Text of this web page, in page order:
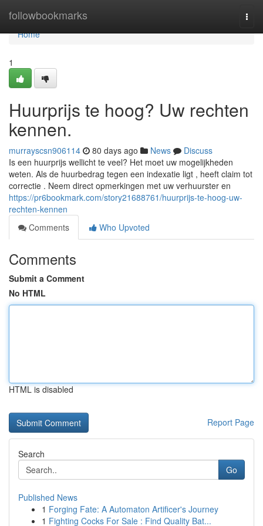
followbookmarks
Home
Home
1
Huurprijs te hoog? Uw rechten
kennen.
murrayscsn906114 80 days ago News
Discuss
Is een huurprijs wellicht te veel? Het moet uw mogelijkheden
weten. Als de huurbedrag tegen een indexatie ligt , heeft claim tot
correctie . Neem direct opmerkingen met uw verhuurster en
https://pr6bookmark.com/story21688761/huurprijs-te-hoog-uw-
rechten-kennen
Comments
Who Upvoted
Comments
Submit a Comment
No HTML
HTML is disabled
Report Page
Search
Go
Published News
1 Forging Fate: A Automaton Artificer's Journey
1 Fighting Cocks For Sale : Find Quality Bat...